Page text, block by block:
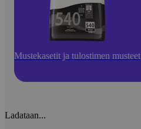
Mustekasetit ja tulostimen musteet
Ladataan...